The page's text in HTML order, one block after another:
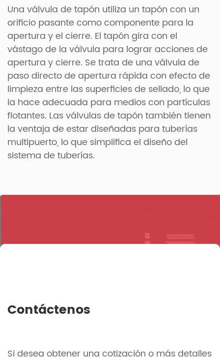
Una válvula de tapón utiliza un tapón con un
orificio pasante como componente para la
apertura y el cierre. El tapón gira con el
vástago de la válvula para lograr acciones de
apertura y cierre. Se trata de una válvula de
paso directo de apertura rápida con efecto de
limpieza entre las superficies de sellado, lo que
la hace adecuada para medios con partículas
flotantes. Las válvulas de tapón también tienen
la ventaja de estar diseñadas para tuberías
multipuerto, lo que simplifica el diseño del
sistema de tuberías.
Contáctenos
Si desea obtener una cotización o más detalles